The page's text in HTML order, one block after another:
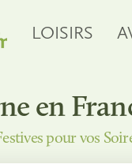
LOISIRS
en
pour vos